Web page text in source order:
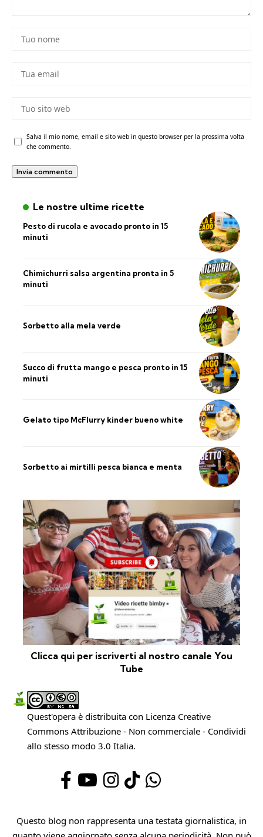
Salva il mio nome, email e sito web in questo browser per la prossima volta
che commento.
Le nostre ultime ricette
Pesto di rucola e avocado pronto in 15
minuti
Chimichurri salsa argentina pronta in 5
minuti
Sorbetto alla mela verde
Succo di frutta mango e pesca pronto in 15
minuti
Gelato tipo McFlurry kinder bueno white
Sorbetto ai mirtilli pesca bianca e menta
Clicca qui per iscriverti al nostro canale You
Tube
Quest'opera è distribuita con Licenza Creative
Commons Attribuzione - Non commerciale - Condividi
allo stesso modo 3.0 Italia.
Questo blog non rappresenta una testata giornalistica, in